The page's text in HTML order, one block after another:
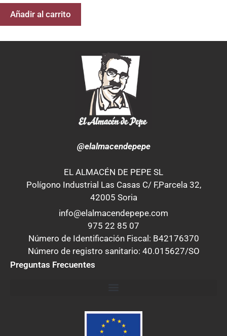
Añadir al carrito
@elalmacendepepe
EL ALMACÉN DE PEPE SL
Polígono Industrial Las Casas C/ F,Parcela 32,
42005 Soria
info@elalmacendepepe.com
975 22 85 07
Número de Identificación Fiscal: B42176370
Número de registro sanitario: 40.015627/SO
Preguntas Frecuentes